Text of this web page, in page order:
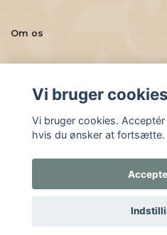
Om os
© 2026
Vi bruger cookies
Vi bruger cookies.
hvis du ønsker at fortsætte.